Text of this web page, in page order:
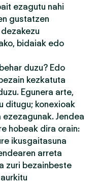
ezagutu nahi
gustatzen
bidaiak edo
duzu? Edo
kezkatuta
Egunera arte,
ditugu; konexioak
Jendea
hobeak dira orain:
ikusgaitasuna
arreta
zuri bezainbeste